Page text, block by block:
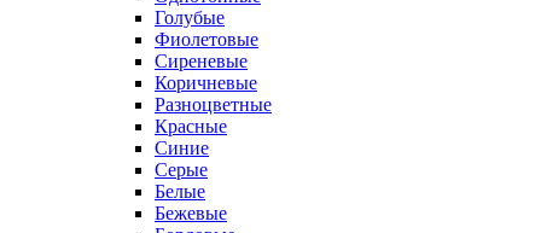
Голубые
Фиолетовые
Сиреневые
Коричневые
Разноцветные
Красные
Синие
Серые
Белые
Бежевые